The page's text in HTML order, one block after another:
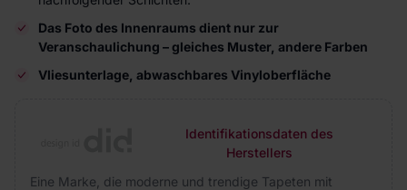
Das Foto des Innenraums dient nur zur
Veranschaulichung – gleiches Muster, andere Farben
Vliesunterlage, abwaschbares Vinyloberfläche
Identifikationsdaten des
Herstellers
Eine Marke, die moderne und trendige Tapeten mit